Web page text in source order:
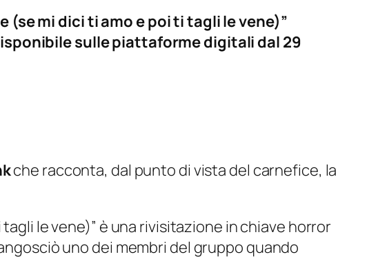
(se mi dici ti amo e poi ti tagli le vene)”
sulle piattaforme digitali dal 29
che racconta, dal punto di vista del carnefice, la
le vene)” è una rivisitazione in chiave horror
uno dei membri del gruppo quando